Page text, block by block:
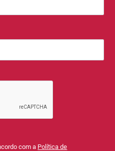
com a Política de